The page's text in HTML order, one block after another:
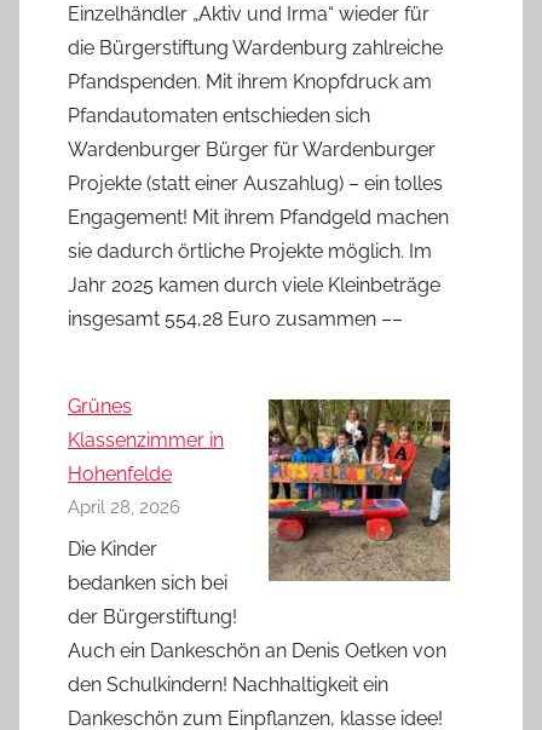
Einzelhändler „Aktiv und Irma“ wieder für
die Bürgerstiftung Wardenburg zahlreiche
Pfandspenden. Mit ihrem Knopfdruck am
Pfandautomaten entschieden sich
Wardenburger Bürger für Wardenburger
Projekte (statt einer Auszahlug) – ein tolles
Engagement! Mit ihrem Pfandgeld machen
sie dadurch örtliche Projekte möglich. Im
Jahr 2025 kamen durch viele Kleinbeträge
insgesamt 554,28 Euro zusammen ––
Grünes
Klassenzimmer in
Hohenfelde
April 28, 2026
Die Kinder
bedanken sich bei
der Bürgerstiftung!
Auch ein Dankeschön an Denis Oetken von
den Schulkindern! Nachhaltigkeit ein
Dankeschön zum Einpflanzen, klasse idee!